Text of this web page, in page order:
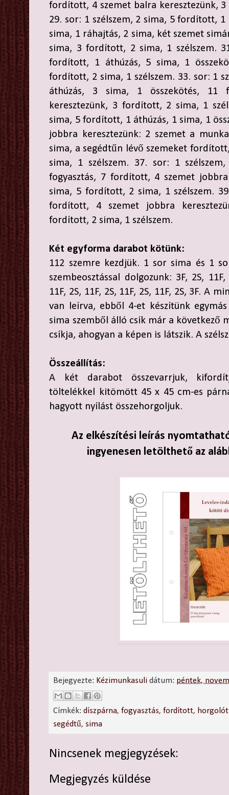
fordított, 4 szemet balra keresztezünk,
29. sor: 1 szélszem, 2 sima, 5 fordított,
sima, 1 ráhajtás, 2 sima, két szemet
sima, 3 fordított, 2 sima, 1 szélszem.
fordított, 1 áthúzás, 5 sima, 1
fordított, 2 sima, 1 szélszem. 33. sor: 1
áthúzás, 3 sima, 1 összekötés, 11
keresztezünk, 3 fordított, 2 sima, 1
sima, 5 fordított, 1 áthúzás, 1 sima, 1
jobbra keresztezünk: 2 szemet a
sima, a segédtűn lévő szemeket
sima, 1 szélszem. 37. sor: 1
fogyasztás, 7 fordított, 4 szemet
sima, 5 fordított, 2 sima, 1 szélszem.
fordított, 4 szemet jobbra
fordított, 2 sima, 1 szélszem.
Két egyforma darabot kötünk:
112 szemre kezdjük. 1 sor sima és 1
szembeosztással dolgozunk: 3F, 2S, 11F,
11F, 2S, 11F, 2S, 11F, 2S, 11F, 2S, 3F. A
van leírva, ebből 4-et készítünk
sima szemből álló csík már a következő
csíkja, ahogyan a képen is látszik. A
Összeállítás:
A két darabot összevarrjuk,
töltelékkel kitömött 45 x 45 cm-es
hagyott nyílást összehorgoljuk.
Az elkészítési leírás
ingyenesen letölthető az
Bejegyezte: Kézimunkasuli dátum: péntek,
Címkék:díszpárna,fogyasztás,fordított,
segédtű, sima
Nincsenek megjegyzések:
Megjegyzés küldése